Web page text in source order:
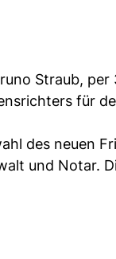
Straub, per
für
des neuen
und Notar.